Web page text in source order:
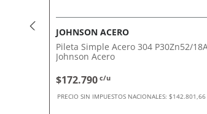
JOHNSON ACERO
Pileta Simple Acero 304 P30Zn52/
Johnson Acero
$172.790 c/u
PRECIO SIN IMPUESTOS NACIONALES: